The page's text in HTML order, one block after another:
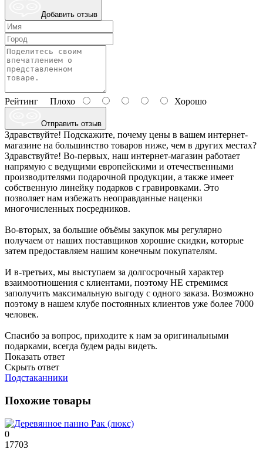
Добавить отзыв
Рейтинг Плохо Хорошо
Отправить отзыв
Здравствуйте! Подскажите, почему цены в вашем интернет-
магазине на большинство товаров ниже, чем в других местах?
Здравствуйте! Во-первых, наш интернет-магазин работает
напрямую с ведущими европейскими и отечественными
производителями подарочной продукции, а также имеет
собственную линейку подарков с гравировками. Это
позволяет нам избежать неоправданные наценки
многочисленных посредников.
Во-вторых, за большие объёмы закупок мы регулярно
получаем от наших поставщиков хорошие скидки, которые
затем предоставляем нашим конечным покупателям.
И в-третьих, мы выступаем за долгосрочный характер
взаимоотношения с клиентами, поэтому НЕ стремимся
заполучить максимальную выгоду с одного заказа. Возможно
поэтому в нашем клубе постоянных клиентов уже более 7000
человек.
Спасибо за вопрос, приходите к нам за оригинальными
подарками, всегда будем рады видеть.
Показать ответ
Скрыть ответ
Подстаканники
Похожие товары
0
17703